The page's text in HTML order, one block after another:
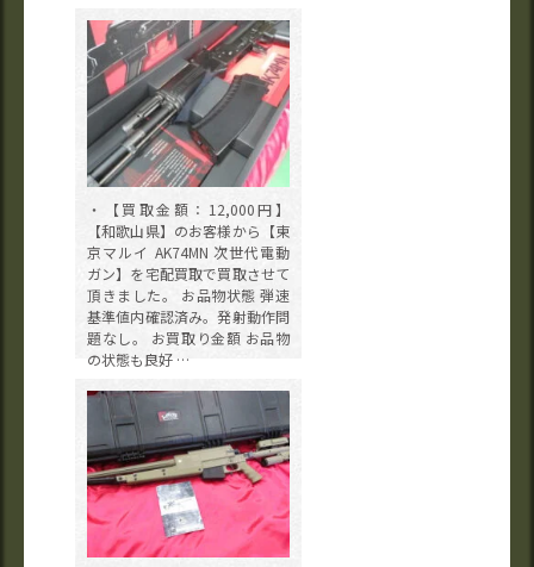
・【買取金額：12,000円】
【和歌山県】のお客様から【東
京マルイ AK74MN 次世代電動
ガン】を宅配買取で買取させて
頂きました。 お品物状態 弾速
基準値内確認済み。発射動作問
題なし。 お買取り金額 お品物
の状態も良好 …